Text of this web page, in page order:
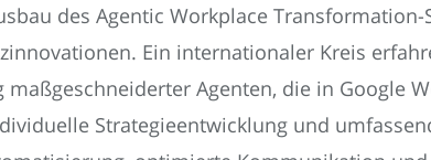
des Agentic Workplace
Ein internationaler Kreis
maßgeschneiderter Agenten, die in Google
Strategieentwicklung und